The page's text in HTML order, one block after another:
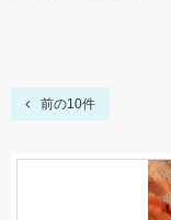
前の10件